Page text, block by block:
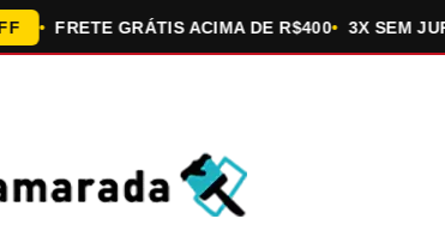
FRETE GRÁTIS ACIMA DE R$400 3X SEM JUROS